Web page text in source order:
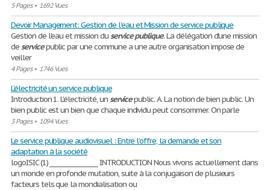
5 Pages• 1692 Vues
Devoir Management: Gestion de l'eau et Mission de service publique
Gestion de l'eau et mission duservice publique. La délégation d'une mission
deservicepublic par une commune a une autre organisation impose de
veiller
4 Pages• 1746 Vues
L’électricité un service publique
Introduction 1. L’électricité, unservicepublic. A. La notion de bien public. Un
bien public est un bien que chaque individu peut consommer. On parle
3 Pages• 1094 Vues
Le service publique audiovisuel : Entre l’offre, la demande et son
adaptation à la société
logoISIC (1) ________________ INTRODUCTION Nous vivons actuellement dans
un monde en profonde mutation, suite à la conjugaison de plusieurs
facteurs tels que la mondialisation ou